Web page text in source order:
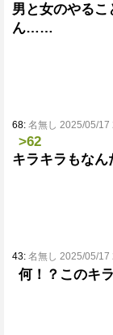
男と女のやる
ん……
68: 名無し 2025/05/17
>62
キラキラもなん
43: 名無し 2025/05/17
何！？このキ